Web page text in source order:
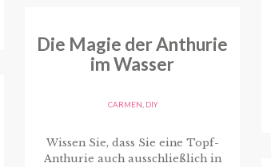
Die Magie der Anthurie
im Wasser
CARMEN DIY
Wissen Sie, dass Sie eine Topf-
Anthurie auch ausschließlich in